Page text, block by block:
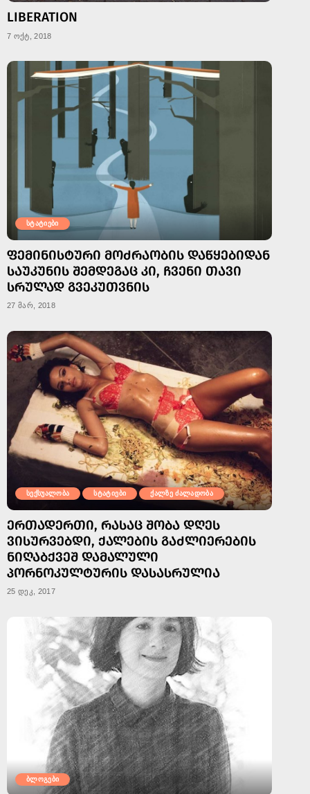
LIBERATION
7 ოქტ, 2018
სტატიები
ᲤᲔᲛᲘᲜᲘᲡᲢᲣᲠᲘ ᲛᲝᲫᲠᲐᲝᲑᲘᲡ ᲓᲐᲬᲧᲔᲑᲘᲓᲐᲜ
ᲡᲐᲣᲙᲣᲜᲘᲡ ᲨᲔᲛᲓᲔᲒᲐᲪ ᲙᲘ, ᲩᲕᲔᲜᲘ ᲗᲐᲕᲘ
ᲡᲠᲣᲚᲐᲓ ᲒᲕᲔᲙᲣᲗᲕᲜᲘᲡ
27 მარ, 2018
სექსუალობა სტატიები ქალზე ძალადობა
ᲔᲠᲗᲐᲓᲔᲠᲗᲘ, ᲠᲐᲡᲐᲪ ᲨᲝᲑᲐ ᲓᲦᲔᲡ
ᲕᲘᲡᲣᲠᲕᲔᲑᲓᲘ, ᲥᲐᲚᲔᲑᲘᲡ ᲒᲐᲫᲚᲘᲔᲠᲔᲑᲘᲡ
ᲜᲘᲦᲐᲑᲥᲕᲔᲨ ᲓᲐᲛᲐᲚᲣᲚᲘ
ᲞᲝᲠᲜᲝᲙᲣᲚᲢᲣᲠᲘᲡ ᲓᲐᲡᲐᲡᲠᲣᲚᲘᲐ
25 დეკ, 2017
ბლოგები